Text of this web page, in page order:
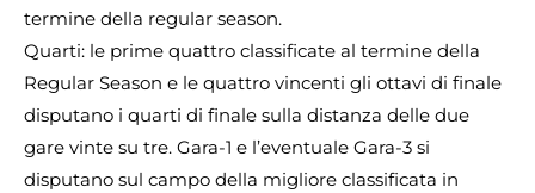
termine della regular season.
Quarti: le prime quattro classificate al termine della
Regular Season e le quattro vincenti gli ottavi di finale
disputano i quarti di finale sulla distanza delle due
gare vinte su tre. Gara-1 e l’eventuale Gara-3 si
disputano sul campo della migliore classificata in